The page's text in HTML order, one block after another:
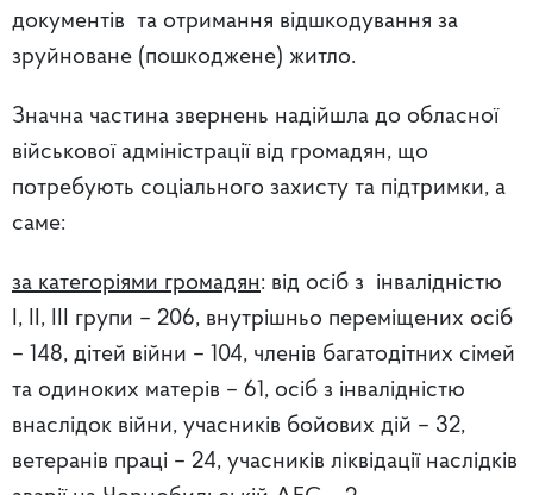
документів та отримання відшкодування за
зруйноване (пошкоджене) житло.
Значна частина звернень надійшла до обласної
військової адміністрації від громадян, що
потребують соціального захисту та підтримки, а
саме:
за категоріями громадян: від осіб з інвалідністю
І, ІІ, ІІІ групи – 206, внутрішньо переміщених осіб
– 148, дітей війни – 104, членів багатодітних сімей
та одиноких матерів – 61, осіб з інвалідністю
внаслідок війни, учасників бойових дій – 32,
ветеранів праці – 24, учасників ліквідації наслідків